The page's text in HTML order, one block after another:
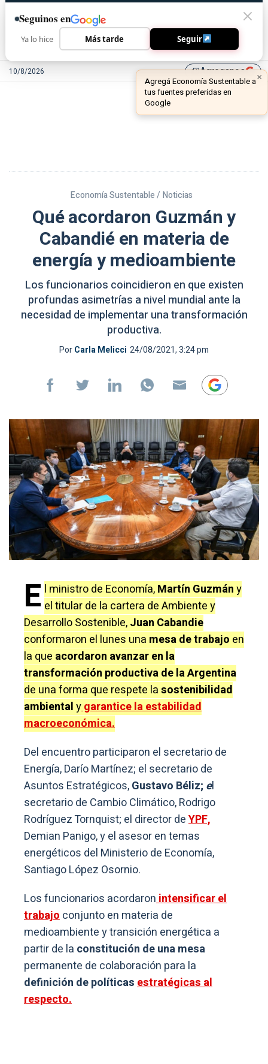
10/8/2026 library_addAgreganos
Economía Sustentable / Noticias
Qué acordaron Guzmán y
Cabandié en materia de
energía y medioambiente
Los funcionarios coincidieron en que existen
profundas asimetrías a nivel mundial ante la
necesidad de implementar una transformación
productiva.
PorCarla Melicci 24/08/2021, 3:24 pm
E l ministro de Economía,Martín Guzmány
el titular de la cartera de Ambiente y
Desarrollo Sostenible,Juan Cabandie
conformaron el lunes una mesa de trabajo en
la que acordaron avanzar en la
transformación productiva de la Argentina
de una forma que respete lasostenibilidad
ambientalygarantice la estabilidad
macroeconómica.
Del encuentro participaron el secretario de
Energía, Darío Martínez; el secretario de
Asuntos Estratégicos,Gustavo Béliz; el
secretario de Cambio Climático, Rodrigo
Rodríguez Tornquist; el director deYPF,
Demian Panigo, y el asesor en temas
energéticos del Ministerio de Economía,
Santiago López Osornio.
Los funcionarios acordaronintensificar el
trabajoconjunto en materia de
medioambiente y transición energética a
partir de la constitución de una mesa
permanente de colaboración para la
definición de políticasestratégicas al
respecto.
Seguinos en
Ya lo hice Más tarde Seguir